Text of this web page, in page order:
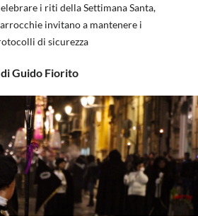
i riti della Settimana Santa,
invitano a mantenere i
di sicurezza
di Guido Fiorito